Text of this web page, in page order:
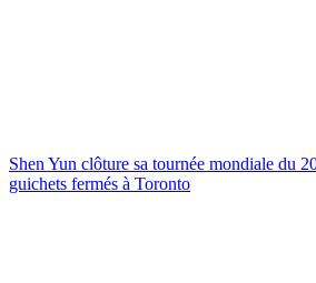
Shen Yun clôture sa tournée mondiale du
guichets fermés à Toronto